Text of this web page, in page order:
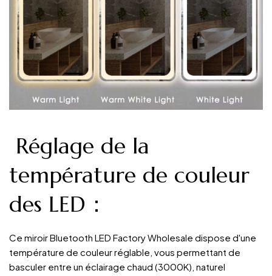
Réglage de la
température de couleur
des LED：
Ce miroir Bluetooth LED Factory Wholesale dispose d'une
température de couleur réglable, vous permettant de
basculer entre un éclairage chaud (3000K), naturel